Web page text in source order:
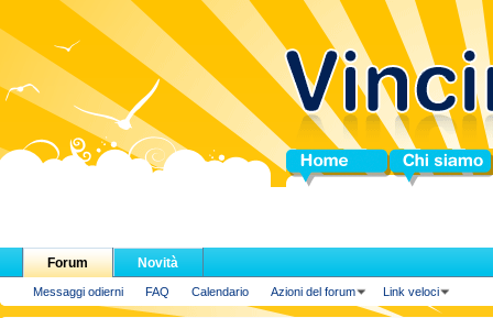
Home Chi siamo
Forum
Messaggi odierni FAQ Calendario Azioni del forum Link veloci
Novità